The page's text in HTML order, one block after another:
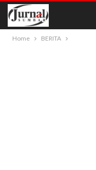
Home BERITA